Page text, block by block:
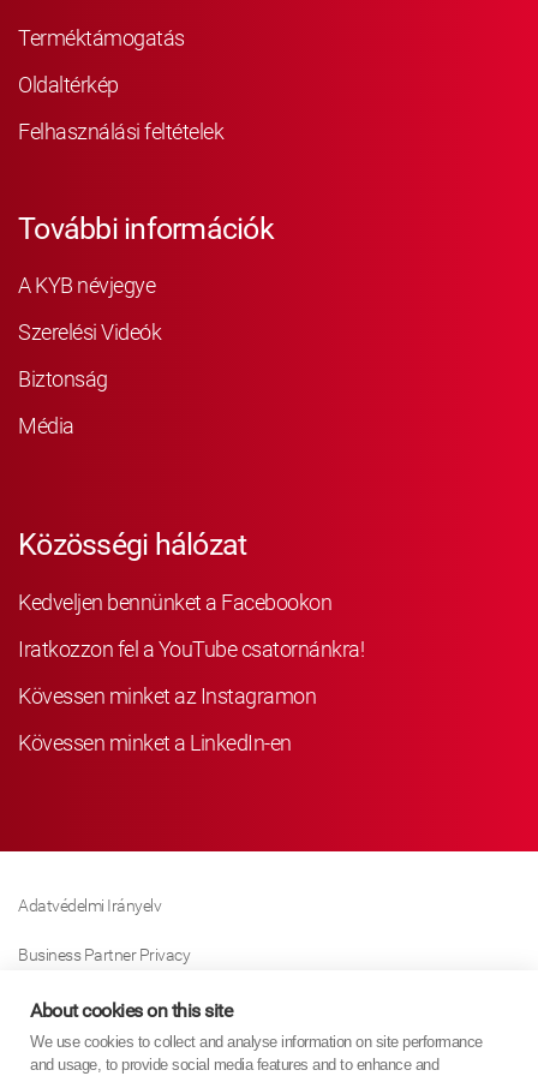
Terméktámogatás
Oldaltérkép
Felhasználási feltételek
További információk
A KYB névjegye
Szerelési Videók
Biztonság
Média
Közösségi hálózat
Kedveljen bennünket a Facebookon
Iratkozzon fel a YouTube csatornánkra!
Kövessen minket az Instagramon
Kövessen minket a LinkedIn-en
Adatvédelmi Irányelv
Business Partner Privacy
Sütikre Vonatkozó Irányelv
Modern Slavery Act Policy
About cookies on this site
We use cookies to collect and analyse information on site performance
and usage, to provide social media features and to enhance and